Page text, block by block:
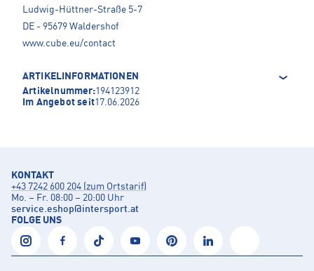
Ludwig-Hüttner-Straße 5-7
DE - 95679 Waldershof
www.cube.eu/contact
ARTIKELINFORMATIONEN
Artikelnummer:194123912
Im Angebot seit17.06.2026
KONTAKT
+43 7242 600 204 (zum Ortstarif)
Mo. – Fr. 08:00 – 20:00 Uhr
service.eshop@intersport.at
FOLGE UNS